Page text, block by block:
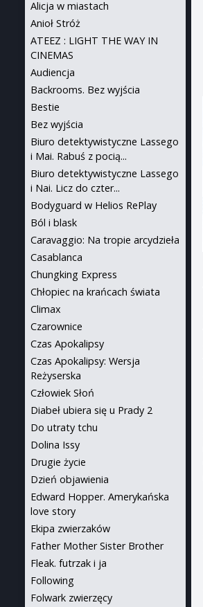
Alicja w miastach
Anioł Stróż
ATEEZ : LIGHT THE WAY IN
CINEMAS
Audiencja
Backrooms. Bez wyjścia
Bestie
Bez wyjścia
Biuro detektywistyczne Lassego
i Mai. Rabuś z pocią...
Biuro detektywistyczne Lassego
i Nai. Licz do czter...
Bodyguard w Helios RePlay
Ból i blask
Caravaggio: Na tropie arcydzieła
Casablanca
Chungking Express
Chłopiec na krańcach świata
Climax
Czarownice
Czas Apokalipsy
Czas Apokalipsy: Wersja
Reżyserska
Człowiek Słoń
Diabeł ubiera się u Prady 2
Do utraty tchu
Dolina Issy
Drugie życie
Dzień objawienia
Edward Hopper. Amerykańska
love story
Ekipa zwierzaków
Father Mother Sister Brother
Fleak. futrzak i ja
Following
Folwark zwierzęcy